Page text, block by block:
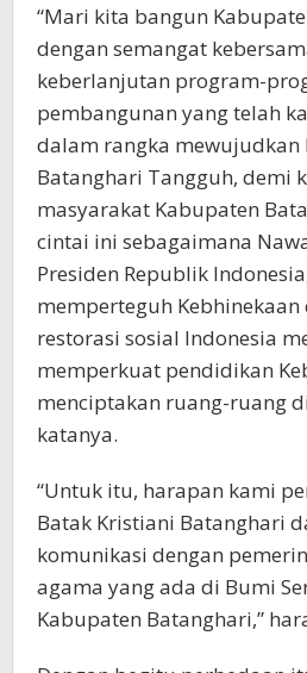
“Mari kita bangun
dengan semangat
keberlanjutan program-
pembangunan yang telah
dalam rangka mewujudkan
Batanghari Tangguh, demi
masyarakat Kabupaten
cintai ini sebagaimana
Presiden Republik
memperteguh
restorasi sosial Indonesia
memperkuat pendidikan
menciptakan ruang-ruang
katanya.
“Untuk itu, harapan kami
Batak Kristiani Batanghari
komunikasi dengan
agama yang ada di Bumi
Kabupaten Batanghari,”